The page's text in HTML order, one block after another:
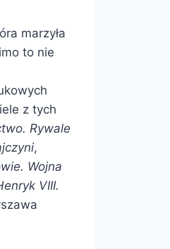
marzyła
to nie
z tych
Rywale
,
Wojna
VIII.